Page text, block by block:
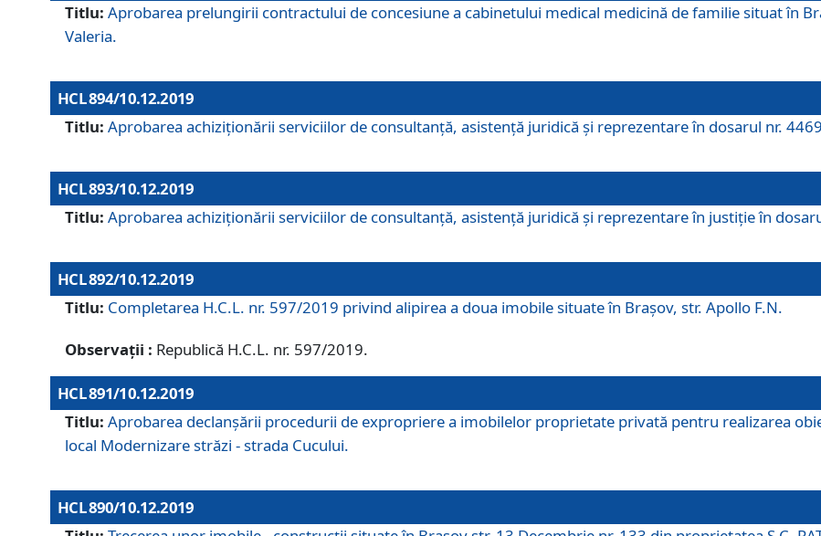
Titlu: Aprobarea prelungirii contractului de concesiune a cabinetului medical medicină de familie situat în
Valeria.
HCL 894/10.12.2019
Titlu: Aprobarea achiziţionării serviciilor de consultanţă, asistenţă juridică şi reprezentare în dosarul nr.
HCL 893/10.12.2019
Titlu: Aprobarea achiziţionării serviciilor de consultanţă, asistenţă juridică şi reprezentare în justiţie în
HCL 892/10.12.2019
Titlu: Completarea H.C.L. nr. 597/2019 privind alipirea a doua imobile situate în Brașov, str. Apollo F.N.
Observații : Republică H.C.L. nr. 597/2019.
HCL 891/10.12.2019
Titlu: Aprobarea declanșării procedurii de expropriere a imobilelor proprietate privată pentru realizarea
local Modernizare străzi - strada Cucului.
HCL 890/10.12.2019